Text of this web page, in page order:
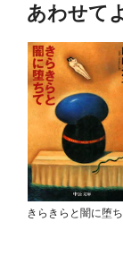
あわせて
きらきらと闇に堕